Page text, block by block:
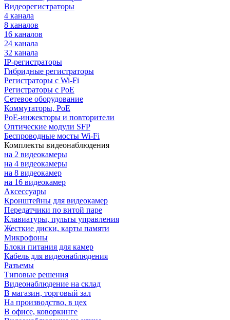
Видеорегистраторы
4 канала
8 каналов
16 каналов
24 канала
32 канала
IP-регистраторы
Гибридные регистраторы
Регистраторы с Wi-Fi
Регистраторы с PoE
Сетевое оборудование
Коммутаторы, PoE
PoE-инжекторы и повторители
Оптические модули SFP
Беспроводные мосты Wi-Fi
Комплекты видеонаблюдения
на 2 видеокамеры
на 4 видеокамеры
на 8 видеокамер
на 16 видеокамер
Аксессуары
Кронштейны для видеокамер
Передатчики по витой паре
Клавиатуры, пульты управления
Жесткие диски, карты памяти
Микрофоны
Блоки питания для камер
Кабель для видеонаблюдения
Разъемы
Типовые решения
Видеонаблюдение на склад
В магазин, торговый зал
На производство, в цех
В офисе, коворкинге